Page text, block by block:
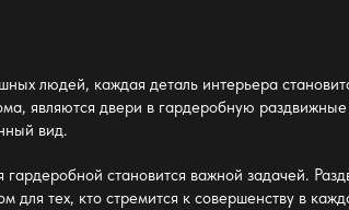
людей, каждая деталь интерьера
являютсядвери в гардеробную раздвижные
вид.
гардеробной становится важной задачей.
тех, кто стремится к совершенству в